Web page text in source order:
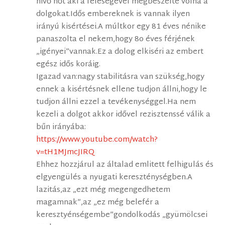
dolgokat.Idős embereknek is vannak ilyen
irányú kisértései.A múltkor egy 81 éves nénike
panaszolta el nekem,hogy 8o éves férjének
„igényei”vannak.Ez a dolog elkiséri az embert
egész idős koráig.
Igazad van:nagy stabilitásra van szükség,hogy
ennek a kisértésnek ellene tudjon állni,hogy le
tudjon állni ezzel a tevékenységgel.Ha nem
kezeli a dolgot akkor idővel rezisztenssé válik a
bűn irányába:
https://www.youtube.com/watch?
v=tH1MJmcJIRQ
Ehhez hozzjárul az általad emlitett felhigulás és
elgyengülés a nyugati kereszténységben.A
lazitás,az „ezt még megengedhetem
magamnak”,az „ez még belefér a
keresztyénségembe”gondolkodás „gyümölcsei